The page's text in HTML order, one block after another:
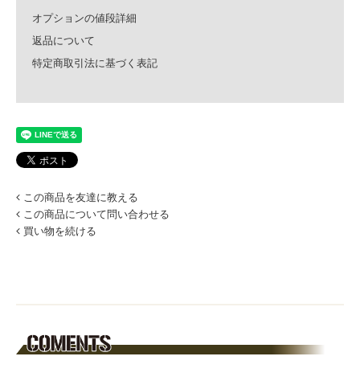
オプションの値段詳細
返品について
特定商取引法に基づく表記
この商品を友達に教える
この商品について問い合わせる
買い物を続ける